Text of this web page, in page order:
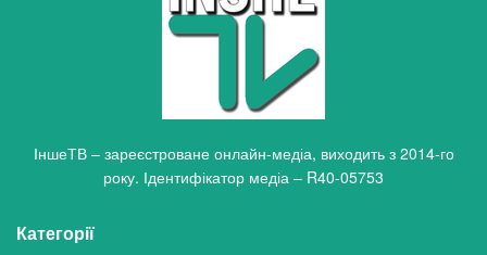
ІншеТВ – зареєстроване онлайн-медіа, виходить з 2014-го
року. Ідентифікатор медіа – R40-05753
Категорії